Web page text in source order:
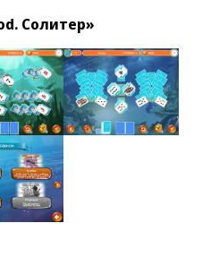
Солитер»